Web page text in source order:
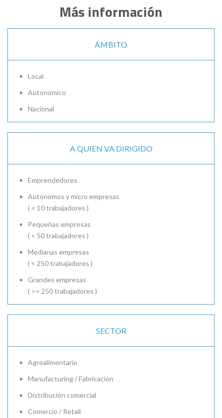
Más información
ÁMBITO
Local
Autonómico
Nacional
A QUIEN VA DIRIGIDO
Emprendedores
Autónomos y micro empresas
( < 10 trabajadores )
Pequeñas empresas
( < 50 trabajadores )
Medianas empresas
( < 250 trabajadores )
Grandes empresas
( >= 250 trabajadores )
SECTOR
Agroalimentario
Manufacturing / Fabricación
Distribución comercial
Comercio / Retail